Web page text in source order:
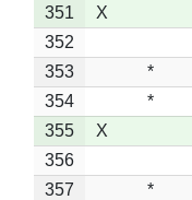
351
X
352
353
*
354
*
355
X
356
357
*